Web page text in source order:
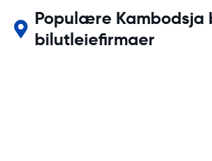
Populære Kambodsja
bilutleiefirmaer